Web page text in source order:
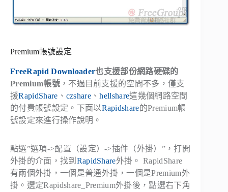
Premium帳號設定
FreeRapid Downloader也支援部份網路硬碟的
Premium帳號，不過目前支援的空間不多，僅支
援RapidShare 、 czshare 、hellshare這幾個網路空間
的付費帳號設定。下面以Rapidshare的Premium帳
號設定來進行操作說明。
點選”選項->配置（設定）->插件（外掛）”，打開
外掛的介面，找到 RapidShare外掛。 RapidShare
有兩個外掛，一個是普通外掛，一個是Premium外
掛。選定Rapidshare_Premium外掛後，點選右下角